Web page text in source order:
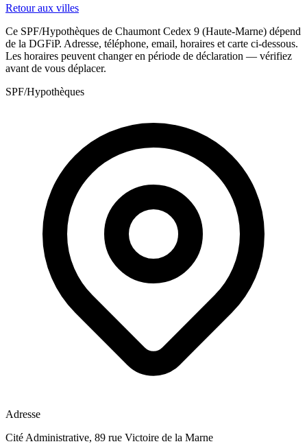
Retour aux villes
Ce SPF/Hypothèques de Chaumont Cedex 9 (Haute-Marne) dépend
de la DGFiP. Adresse, téléphone, email, horaires et carte ci-dessous.
Les horaires peuvent changer en période de déclaration — vérifiez
avant de vous déplacer.
SPF/Hypothèques
Adresse
Cité Administrative, 89 rue Victoire de la Marne